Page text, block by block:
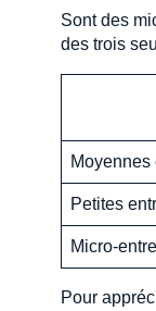
Sont des
des trois
Moyennes
Petites
Micro-
Pour